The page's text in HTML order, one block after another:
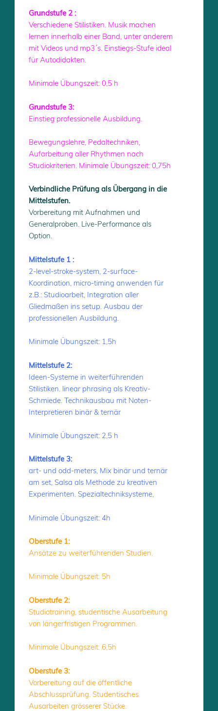
Grundstufe 2 :
Verschiedene Stilistiken. Musik machen
lernen innerhalb einer Band, unter anderem
mit Videos und mp3´s. Einstiegs-Stufe ideal
für Autodidakten.
Minimale Übungszeit: 0,5 h
Grundstufe 3:
Einstieg professionelle Ausbildung.
Bewegungslehre, Pedaltechniken,
Aufarbeitung aller Rhythmen nach
Studiokriterien. Minimale Übungszeit: 0,75h
Verbindliche Prüfung als Übergang in die
Mittelstufen.
Vorbereitung mit Aufnahmen und
Generalproben. Live-Performance als
Option.
Mittelstufe 1 :
2-level-stroke-system, 2-surface-
Koordination, micro-timing anwenden für
z.B.: Studioarbeit, Integration aller
Gliedmaßen ins setup. Ausbau der
professionellen Ausbildung.
Minimale Übungszeit: 1,5h
Mittelstufe 2:
Ideen-Systeme in weiterführenden
Stilistiken. linear phrasing als Kreativ-
Schmiede. Technikausbau mit Noten-
Interpretieren binär & ternär
Minimale Übungszeit: 2,5 h
Mittelstufe 3:
art- und odd-meters, Mix binär und ternär
am set, Salsa als Methode zu kreativen
Experimenten. Spezialtechniksysteme,
Minimale Übungszeit: 4h
Oberstufe 1:
Ansätze zu weiterführenden Studien.
Minimale Übungszeit: 5h
Oberstufe 2:
Studiotraining, studentische Ausarbeitung
von längerfristigen Programmen.
Minimale Übungszeit: 6,5h
Oberstufe 3:
Vorbereitung auf die öffentliche
Abschlussprüfung. Studentisches
Ausarbeiten grösserer Stücke.